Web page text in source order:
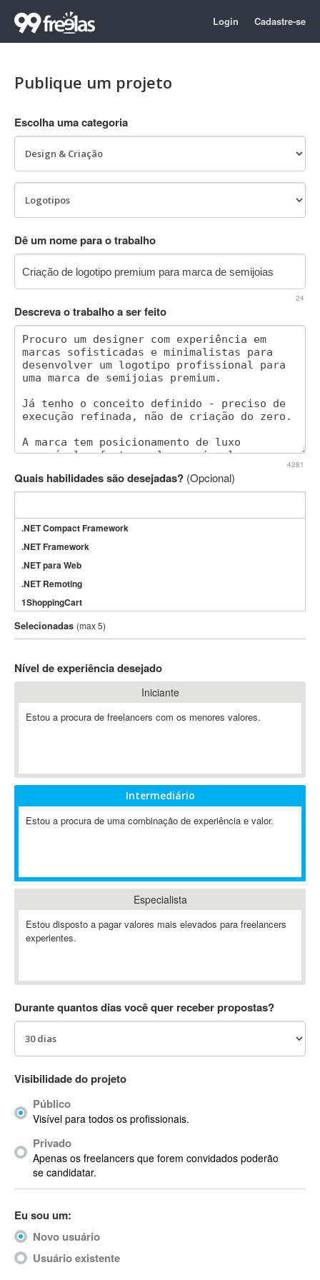
Login Cadastre-se
Publique um projeto
Escolha uma categoria
Dê um nome para o trabalho
24
Descreva o trabalho a ser feito
4281
Quais habilidades são desejadas? (Opcional)
.NET Compact Framework
.NET Framework
.NET para Web
.NET Remoting
1ShoppingCart
3DS Max
3GSM
802.11
A-GPS
ABAP
Abaqus
ABBYY FineReader
Ableton
Ableton Push
Abstract
AC3
ACID Pro
ACPI
Acrobat
Acrobat X
Acronis
ACT
Actimize
ActionScript
ActionScript 3
Selecionadas (max 5)
Nível de experiência desejado
Iniciante
Estou a procura de freelancers com os menores valores.
Intermediário
Estou a procura de uma combinação de experiência e valor.
Especialista
Estou disposto a pagar valores mais elevados para freelancers
experientes.
Durante quantos dias você quer receber propostas?
Visibilidade do projeto
Público
Visível para todos os profissionais.
Privado
Apenas os freelancers que forem convidados poderão
se candidatar.
Eu sou um:
Novo usuário
Usuário existente